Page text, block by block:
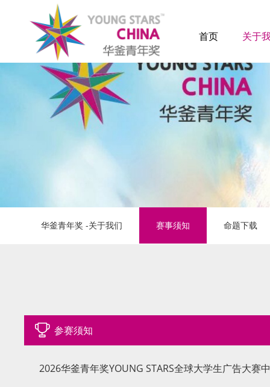
首页 关于
华釜青年奖 -关于我们 赛事须知 命题下载
参赛须知
2026华釜青年奖YOUNG STARS全球大学生广告大赛